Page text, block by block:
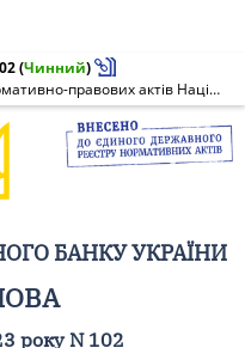
(Чинний)
Про внесення змін до деяких нормативно-правових актів Національного банку України